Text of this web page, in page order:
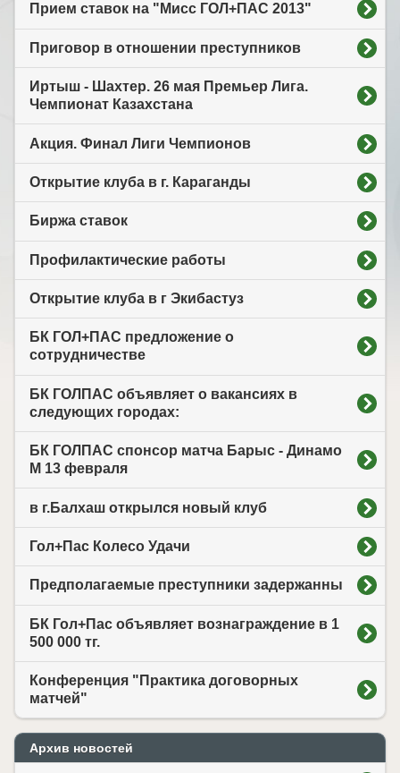
Прием ставок на "Мисс ГОЛ+ПАС 2013"
Приговор в отношении преступников
Иртыш - Шахтер. 26 мая Премьер Лига.
Чемпионат Казахстана
Акция. Финал Лиги Чемпионов
Открытие клуба в г. Караганды
Биржа ставок
Профилактические работы
Открытие клуба в г Экибастуз
БК ГОЛ+ПАС предложение о
сотрудничестве
БК ГОЛПАС объявляет о вакансиях в
следующих городах:
БК ГОЛПАС спонсор матча Барыс - Динамо
М 13 февраля
в г.Балхаш открылся новый клуб
Гол+Пас Колесо Удачи
Предполагаемые преступники задержанны
БК Гол+Пас объявляет вознаграждение в 1
500 000 тг.
Конференция "Практика договорных
матчей"
Архив новостей